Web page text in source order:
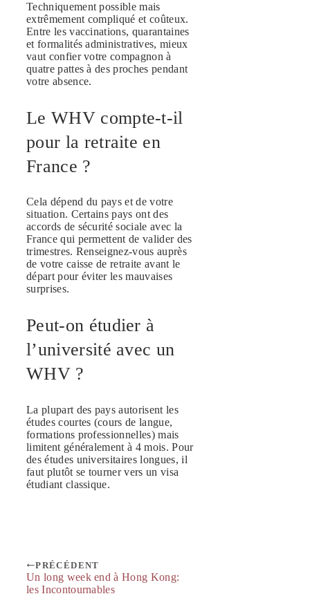
Techniquement possible mais
extrêmement compliqué et coûteux.
Entre les vaccinations, quarantaines
et formalités administratives, mieux
vaut confier votre compagnon à
quatre pattes à des proches pendant
votre absence.
Le WHV compte-t-il
pour la retraite en
France ?
Cela dépend du pays et de votre
situation. Certains pays ont des
accords de sécurité sociale avec la
France qui permettent de valider des
trimestres. Renseignez-vous auprès
de votre caisse de retraite avant le
départ pour éviter les mauvaises
surprises.
Peut-on étudier à
l’université avec un
WHV ?
La plupart des pays autorisent les
études courtes (cours de langue,
formations professionnelles) mais
limitent généralement à 4 mois. Pour
des études universitaires longues, il
faut plutôt se tourner vers un visa
étudiant classique.
PRÉCÉDENT
Un long week end à Hong Kong:
les Incontournables